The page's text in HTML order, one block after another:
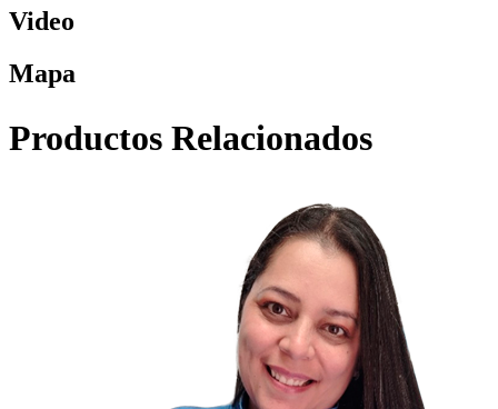
Video
Mapa
Productos Relacionados